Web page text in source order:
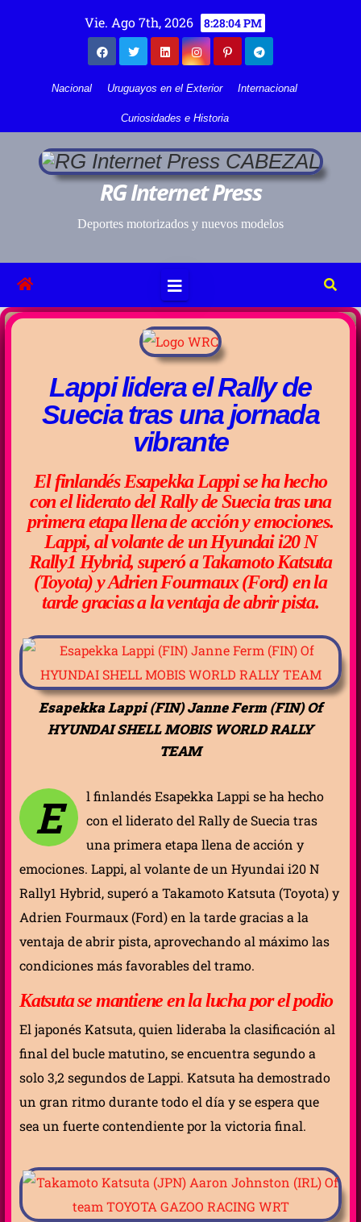
Vie. Ago 7th, 2026 8:28:05 PM
Nacional Uruguayos en el Exterior Internacional
Curiosidades e Historia
RG Internet Press
Deportes motorizados y nuevos modelos
Lappi lidera el Rally de
Suecia tras una jornada
vibrante
El finlandés Esapekka Lappi se ha hecho
con el liderato del Rally de Suecia tras una
primera etapa llena de acción y emociones.
Lappi, al volante de un Hyundai i20 N
Rally1 Hybrid, superó a Takamoto Katsuta
(Toyota) y Adrien Fourmaux (Ford) en la
tarde gracias a la ventaja de abrir pista.
Esapekka Lappi (FIN) Janne Ferm (FIN) Of
HYUNDAI SHELL MOBIS WORLD RALLY
TEAM
E
l finlandés Esapekka Lappi se ha hecho
con el liderato del Rally de Suecia tras
una primera etapa llena de acción y
emociones. Lappi, al volante de un Hyundai i20 N
Rally1 Hybrid, superó a Takamoto Katsuta (Toyota) y
Adrien Fourmaux (Ford) en la tarde gracias a la
ventaja de abrir pista, aprovechando al máximo las
condiciones más favorables del tramo.
Katsuta se mantiene en la lucha por el podio
El japonés Katsuta, quien lideraba la clasificación al
final del bucle matutino, se encuentra segundo a
solo 3,2 segundos de Lappi. Katsuta ha demostrado
un gran ritmo durante todo el día y se espera que
sea un fuerte contendiente por la victoria final.